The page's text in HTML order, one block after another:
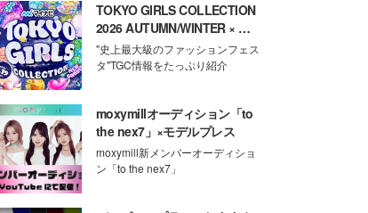
TOKYO GIRLS COLLECTION
2026 AUTUMN/WINTER × モ
デルプレス
"史上最大級のファッションフェス
タ"TGC情報をたっぷり紹介
moxymillオーディション「to
the nex7」×モデルプレス
moxymill新メンバーオーディショ
ン「to the nex7」